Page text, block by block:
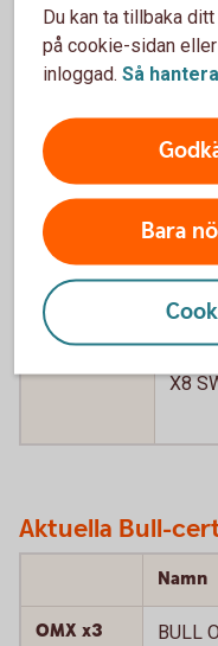
Volvo x8
BULL
X8
Volvo x8
X8
Volvo x8
BULL
X8
X8
Aktuella Bull-
Namn
OMX x3
BULL
Du kan ta tillbaka
på cookie-sidan
inloggad. Så
Bara